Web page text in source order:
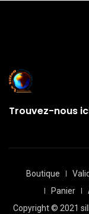
Trouvez-nous
Boutique
Panier
Copyright © 2021